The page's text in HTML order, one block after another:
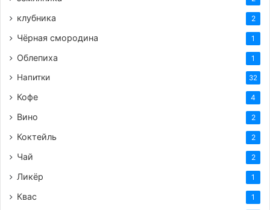
клубника 2
Чёрная смородина 1
Облепиха 1
Напитки 32
Кофе 4
Вино 2
Коктейль 2
Чай 2
Ликёр 1
Квас 1